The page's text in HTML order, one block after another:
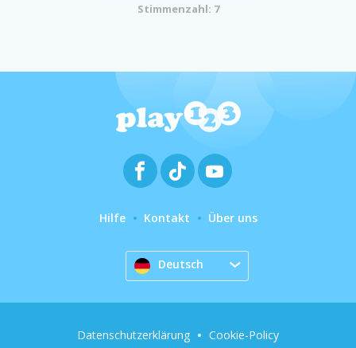
Stimmenzahl: 7
Hilfe Kontakt Über uns
Deutsch
Datenschutzerklärung
Cookie-Policy